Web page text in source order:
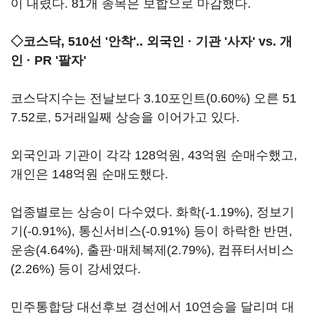
이 내렸다. 81개 종목은 보합으로 마감했다.
◇코스닥, 510선 '안착'.. 외국인 · 기관 '사자' vs. 개
인 · PR '팔자'
코스닥지수는 전날보다 3.10포인트(0.60%) 오른 51
7.52로, 5거래일째 상승을 이어가고 있다.
외국인과 기관이 각각 128억원, 43억원 순매수했고,
개인은 148억원 순매도했다.
업종별로는 상승이 다수였다. 화학(-1.19%), 정보기
기(-0.91%), 통신서비스(-0.91%) 등이 하락한 반면,
운송(4.64%), 출판·매체복제(2.79%), 컴퓨터서비스
(2.26%) 등이 강세였다.
민주통합당 대선후보 경선에서 10연승을 달리며 대